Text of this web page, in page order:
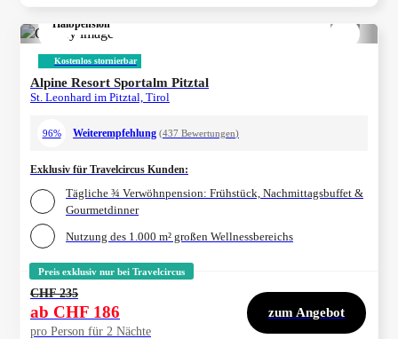
Halbpension
Kostenlos stornierbar
Alpine Resort Sportalm Pitztal
St. Leonhard im Pitztal, Tirol
96% Weiterempfehlung (437 Bewertungen)
Exklusiv für Travelcircus Kunden:
Tägliche ¾ Verwöhnpension: Frühstück, Nachmittagsbuffet &
Gourmetdinner
Nutzung des 1.000 m² großen Wellnessbereichs
Preis exklusiv nur bei Travelcircus
CHF 235
ab CHF 186
pro Person für 2 Nächte
zum Angebot